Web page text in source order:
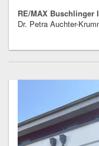
RE/MAX Buschlinger
Dr. Petra Auchter-